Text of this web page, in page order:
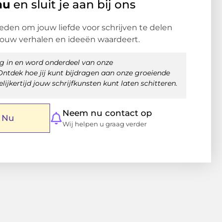
en sluit je aan bij ons
om jouw liefde voor schrijven te delen
verhalen en ideeën waardeert.
in en word onderdeel van onze
hoe jij kunt bijdragen aan onze groeiende
jouw schrijfkunsten kunt laten schitteren.
Neem nu contact op
Wij helpen u graag verder